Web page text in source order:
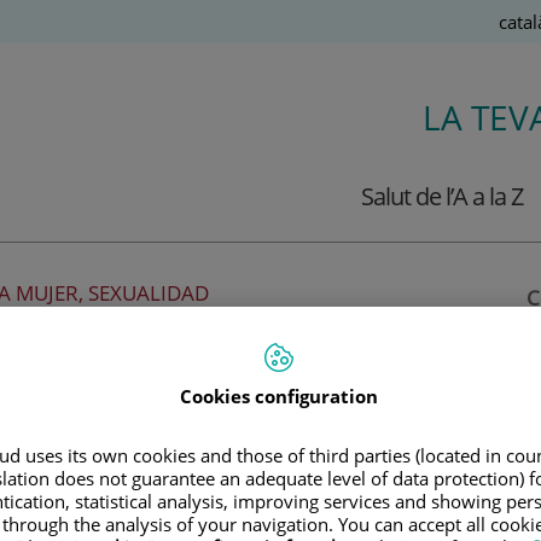
LA
Salut de l’A a la Z
MUJER, SEXUALIDAD
problemas anatómicos y funcionales de
Cookies configuration
uses its own cookies and those of third parties (located in
does not guarantee an adequate level of data protection)
statistical analysis, improving services and showing
the analysis of your navigation. You can accept all